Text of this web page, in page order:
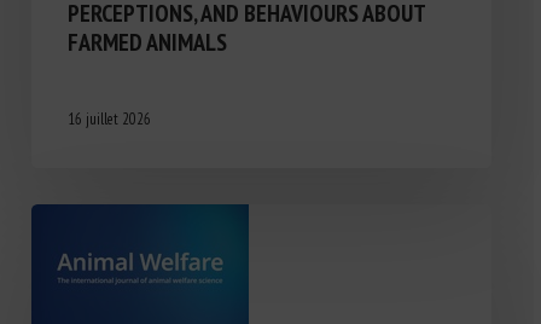
PERCEPTIONS, AND BEHAVIOURS ABOUT
FARMED ANIMALS
16 juillet 2026